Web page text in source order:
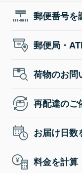
郵便番号を
郵便局・
荷物のお問
再配達のご
お届け日数
料金を計算